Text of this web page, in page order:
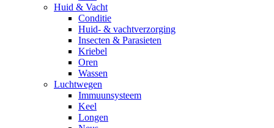
Huid & Vacht
Conditie
Huid- & vachtverzorging
Insecten & Parasieten
Kriebel
Oren
Wassen
Luchtwegen
Immuunsysteem
Keel
Longen